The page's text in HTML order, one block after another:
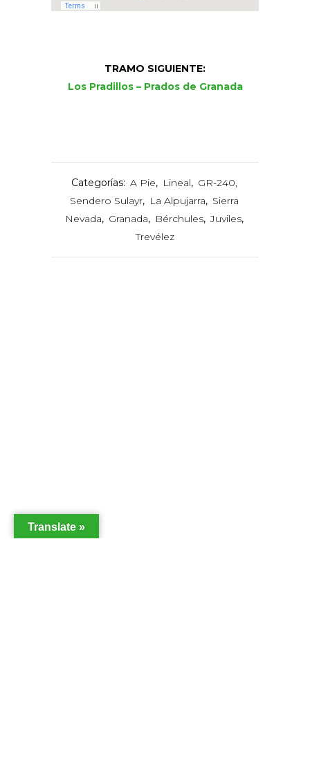
TRAMO SIGUIENTE:
Los Pradillos – Prados de Granada
Categorías: A Pie, Lineal, GR-240,
Sendero Sulayr, La Alpujarra, Sierra
Nevada, Granada, Bérchules, Juviles,
Trevélez
Translate »